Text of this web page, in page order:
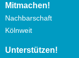
Mitmachen!
Nachbarschaft
Kölnweit
Unterstützen!